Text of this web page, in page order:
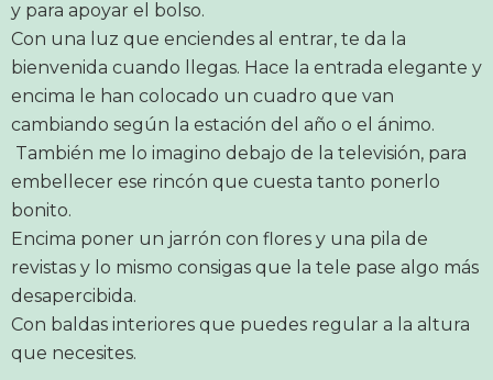
y para apoyar el bolso.
Con una luz que enciendes al entrar, te da la
bienvenida cuando llegas. Hace la entrada elegante y
encima le han colocado un cuadro que van
cambiando según la estación del año o el ánimo.
También me lo imagino debajo de la televisión, para
embellecer ese rincón que cuesta tanto ponerlo
bonito.
Encima poner un jarrón con flores y una pila de
revistas y lo mismo consigas que la tele pase algo más
desapercibida.
Con baldas interiores que puedes regular a la altura
que necesites.